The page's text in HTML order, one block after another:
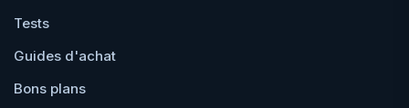
Tests
Guides d'achat
Bons plans